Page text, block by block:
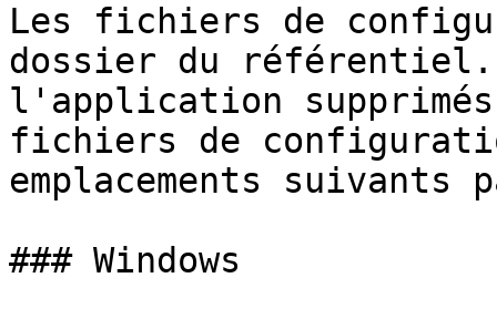
Les fichiers de
dossier du
l'application
fichiers de
emplacements suivants
### Windows